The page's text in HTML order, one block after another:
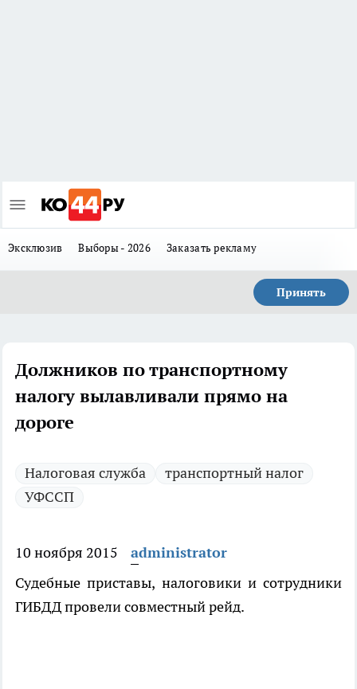
Эксклюзив Выборы - 2026 Заказать рекламу
Принять
Должников по транспортному
налогу вылавливали прямо на
дороге
Налоговая служба
транспортный налог
УФССП
10 ноября 2015
administrator
Судебные приставы, налоговики и сотрудники
ГИБДД провели совместный рейд.